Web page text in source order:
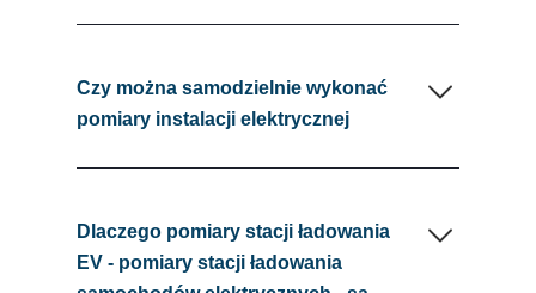
Dlaczego pomiary stacji ładowania
EV - pomiary stacji ładowania
Czy można samodzielnie wykonać
pomiary instalacji elektrycznej